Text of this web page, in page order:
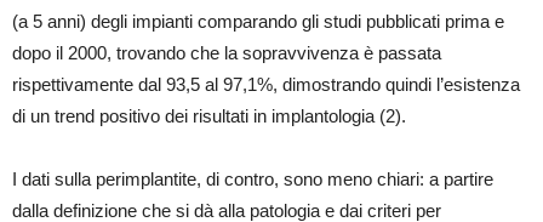
(a 5 anni) degli impianti comparando gli studi pubblicati prima e
dopo il 2000, trovando che la sopravvivenza è passata
rispettivamente dal 93,5 al 97,1%, dimostrando quindi l’esistenza
di un trend positivo dei risultati in implantologia (2).
I dati sulla perimplantite, di contro, sono meno chiari: a partire
dalla definizione che si dà alla patologia e dai criteri per